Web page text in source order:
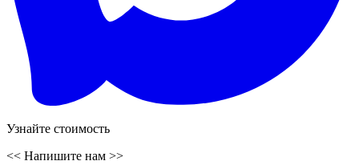
Узнайте стоимость
<< Напишите нам >>